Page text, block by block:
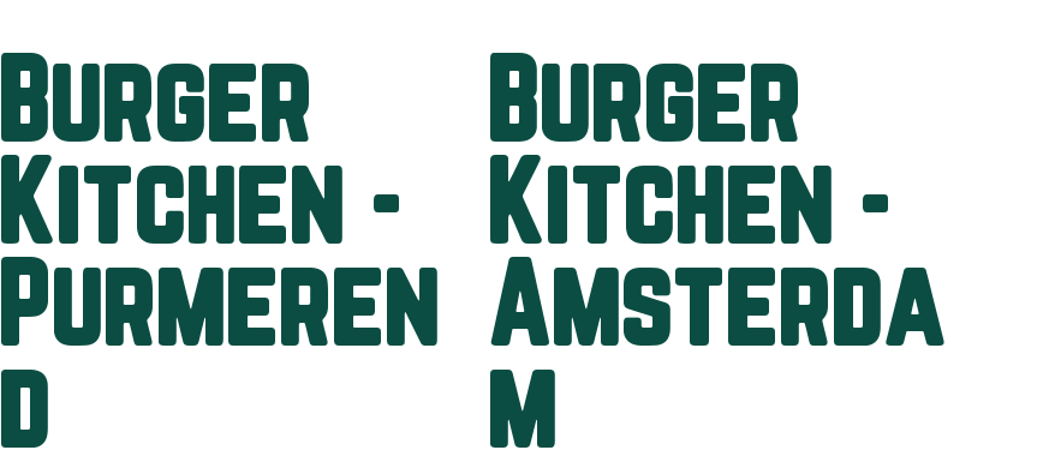
Burger
Kitchen -
Purmeren
d
Burger
Kitchen -
Amsterda
m